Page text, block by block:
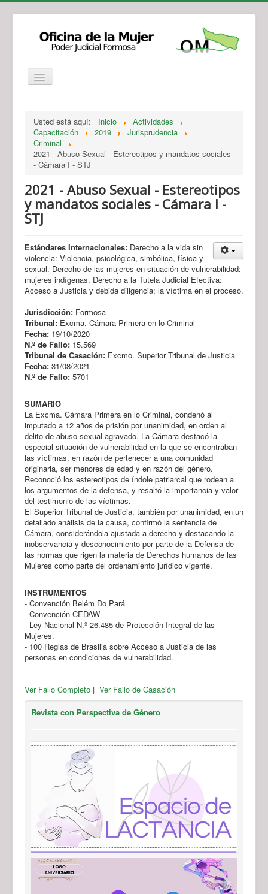
Legislación
Novedades
Recursos y Servicios de Atención
Usted está aquí: Inicio
Actividades
Capacitación
2019
Jurisprudencia
Criminal
2021 - Abuso Sexual - Estereotipos y mandatos sociales
- Cámara I - STJ
2021 - Abuso Sexual - Estereotipos
y mandatos sociales - Cámara I -
STJ
Estándares Internacionales: Derecho a la vida sin
violencia: Violencia, psicológica, simbólica, física y
sexual. Derecho de las mujeres en situación de vulnerabilidad:
mujeres indígenas. Derecho a la Tutela Judicial Efectiva:
Acceso a Justicia y debida diligencia; la víctima en el proceso.
Jurisdicción: Formosa
Tribunal: Excma. Cámara Primera en lo Criminal
Fecha: 19/10/2020
N.º de Fallo: 15.569
Tribunal de Casación: Excmo. Superior Tribunal de Justicia
Fecha: 31/08/2021
N.º de Fallo: 5701
SUMARIO
La Excma. Cámara Primera en lo Criminal, condenó al
imputado a 12 años de prisión por unanimidad, en orden al
delito de abuso sexual agravado. La Cámara destacó la
especial situación de vulnerabilidad en la que se encontraban
las víctimas, en razón de pertenecer a una comunidad
originaria, ser menores de edad y en razón del género.
Reconoció los estereotipos de índole patriarcal que rodean a
los argumentos de la defensa, y resaltó la importancia y valor
del testimonio de las víctimas.
El Superior Tribunal de Justicia, también por unanimidad, en un
detallado análisis de la causa, confirmó la sentencia de
Cámara, considerándola ajustada a derecho y destacando la
inobservancia y desconocimiento por parte de la Defensa de
las normas que rigen la materia de Derechos humanos de las
Mujeres como parte del ordenamiento jurídico vigente.
INSTRUMENTOS
- Convención Belém Do Pará
- Convención CEDAW
- Ley Nacional N.º 26.485 de Protección Integral de las
Mujeres.
- 100 Reglas de Brasilia sobre Acceso a Justicia de las
personas en condiciones de vulnerabilidad.
Ver Fallo Completo | Ver Fallo de Casación
Revista con Perspectiva de Género